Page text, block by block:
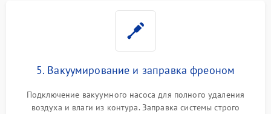
5. Вакуумирование и заправка фреоном
Подключение вакуумного насоса для полного удаления
воздуха и влаги из контура. Заправка системы строго